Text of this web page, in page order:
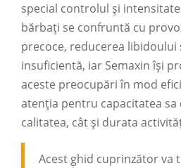
special controlul și
bărbați se confruntă cu
precoce, reducerea libidoului
insuficientă, iar Semaxin își
aceste preocupări în mod
atenția pentru capacitatea
calitatea, cât și durata
Acest ghid cuprinzător va